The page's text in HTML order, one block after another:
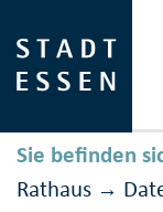
Sie befinden
Rathaus →